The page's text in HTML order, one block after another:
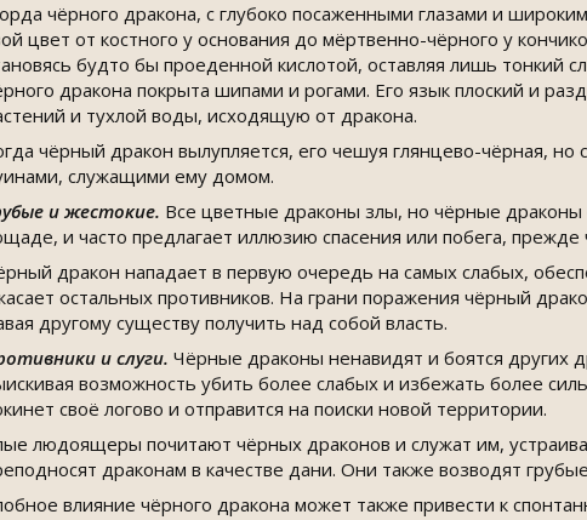
чёрного дракона, с глубоко посаженными глазами и
цвет от костного у основания до мёртвенно-чёрного у
будто бы проеденной кислотой, оставляя лишь тонкий
дракона покрыта шипами и рогами. Его язык плоский и
и тухлой воды, исходящую от дракона.
чёрный дракон вылупляется, его чешуя глянцево-чёрная, но
служащими ему домом.
и жестокие. Все цветные драконы злы, но чёрные
и часто предлагает иллюзию спасения или побега, прежде
дракон нападает в первую очередь на самых слабых,
остальных противников. На грани поражения чёрный
другому существу получить над собой власть.
и слуги. Чёрные драконы ненавидят и боятся других
возможность убить более слабых и избежать более
своё логово и отправится на поиски новой территории.
людоящеры почитают чёрных драконов и служат им,
драконам в качестве дани. Они также возводят
влияние чёрного дракона может также привести к